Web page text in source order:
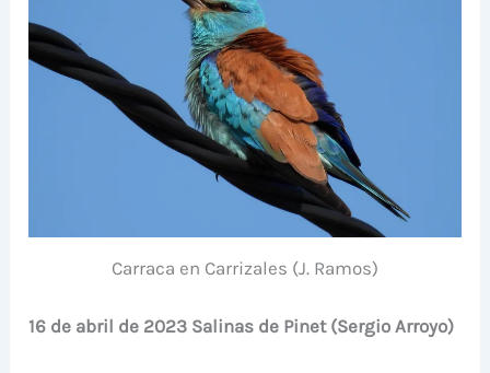
Carraca en Carrizales (J. Ramos)
16 de abril de 2023 Salinas de Pinet (Sergio Arroyo)